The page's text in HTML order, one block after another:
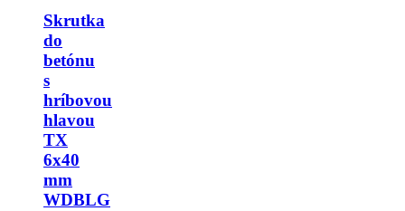
Skrutka
do
betónu
s
hríbovou
hlavou
TX
6x40
mm
WDBLG